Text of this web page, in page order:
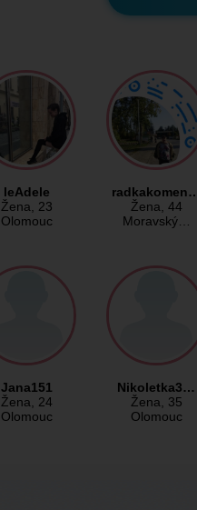
leAdele
Žena, 23
Olomouc
Žena, 44
Moravský…
Jana151
Žena, 24
Olomouc
Nikoletka3…
Žena, 35
Olomouc